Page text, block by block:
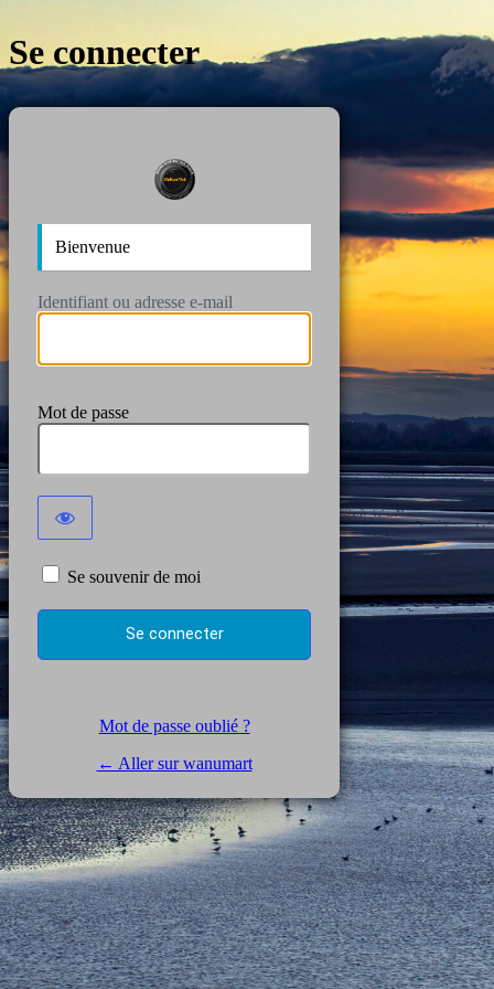
Se connecter
https://
Bienvenue
Identifiant ou adresse e-mail
Mot de passe
Se souvenir de moi
Mot de passe oublié ?
← Aller sur wanumart